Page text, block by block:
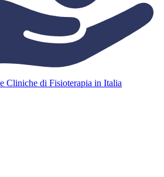
Cliniche di Fisioterapia in Italia